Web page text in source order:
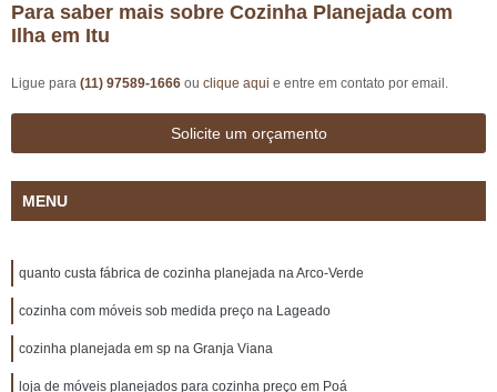
Para saber mais sobre Cozinha Planejada com
Ilha em Itu
Ligue para (11) 97589-1666 ou clique aqui e entre em contato por email.
Solicite um orçamento
MENU
quanto custa fábrica de cozinha planejada na Arco-Verde
cozinha com móveis sob medida preço na Lageado
cozinha planejada em sp na Granja Viana
loja de móveis planejados para cozinha preço em Poá